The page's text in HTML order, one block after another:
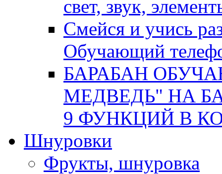
свет, звук,
Смейся и учись
Обучающий
БАРАБАН
МЕДВЕДЬ" НА
9 ФУНКЦИЙ В
Шнуровки
Фрукты, шнуровка